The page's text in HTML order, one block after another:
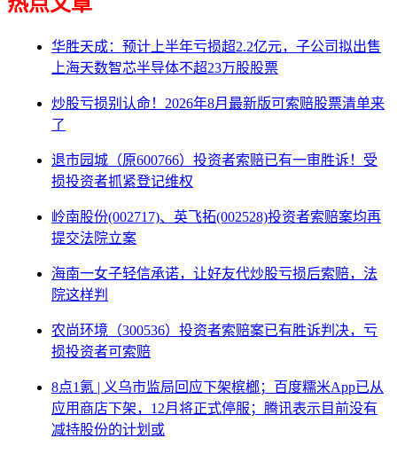
华胜天成：预计上半年亏损超2.2亿元，子公司拟出售
上海天数智芯半导体不超23万股股票
炒股亏损别认命！2026年8月最新版可索赔股票清单来
了
退市园城（原600766）投资者索赔已有一审胜诉！受
损投资者抓紧登记维权
岭南股份(002717)、英飞拓(002528)投资者索赔案均再
提交法院立案
海南一女子轻信承诺，让好友代炒股亏损后索赔，法
院这样判
农尚环境（300536）投资者索赔案已有胜诉判决，亏
损投资者可索赔
8点1氪 | 义乌市监局回应下架槟榔；百度糯米App已从
应用商店下架，12月将正式停服；腾讯表示目前没有
减持股份的计划或